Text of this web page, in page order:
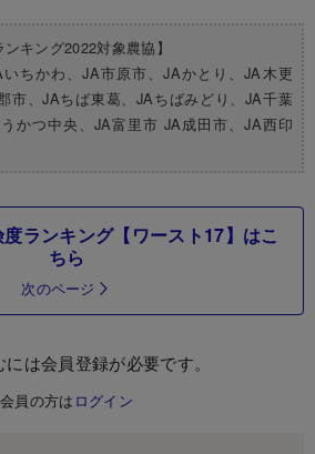
キング2022対象農協】
ちかわ、JA市原市、JAかとり、JA木更
市、JAちば東葛、JAちばみどり、JA千葉
かつ中央、JA富里市 JA成田市、JA西印
ランキング【ワースト17】はこ
ちら
次のページ
は会員登録が必要です。
会員の方は ログイン